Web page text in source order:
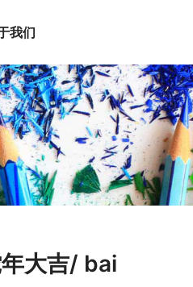
我们
大吉/ bai